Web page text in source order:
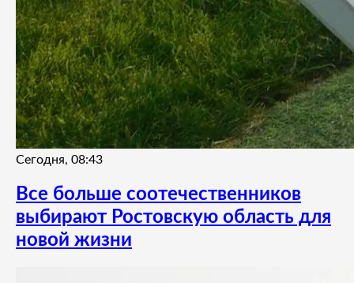
Сегодня, 08:43
Все больше соотечественников
выбирают Ростовскую область для
новой жизни